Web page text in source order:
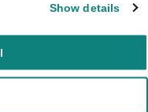
Show details